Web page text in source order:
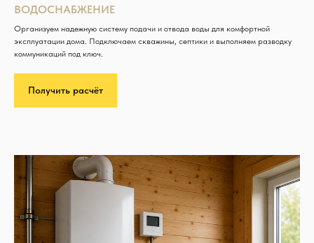
ВОДОСНАБЖЕНИЕ
Организуем надежную систему подачи и отвода воды для комфортной
эксплуатации дома. Подключаем скважины, септики и выполняем разводку
коммуникаций под ключ.
Получить расчёт